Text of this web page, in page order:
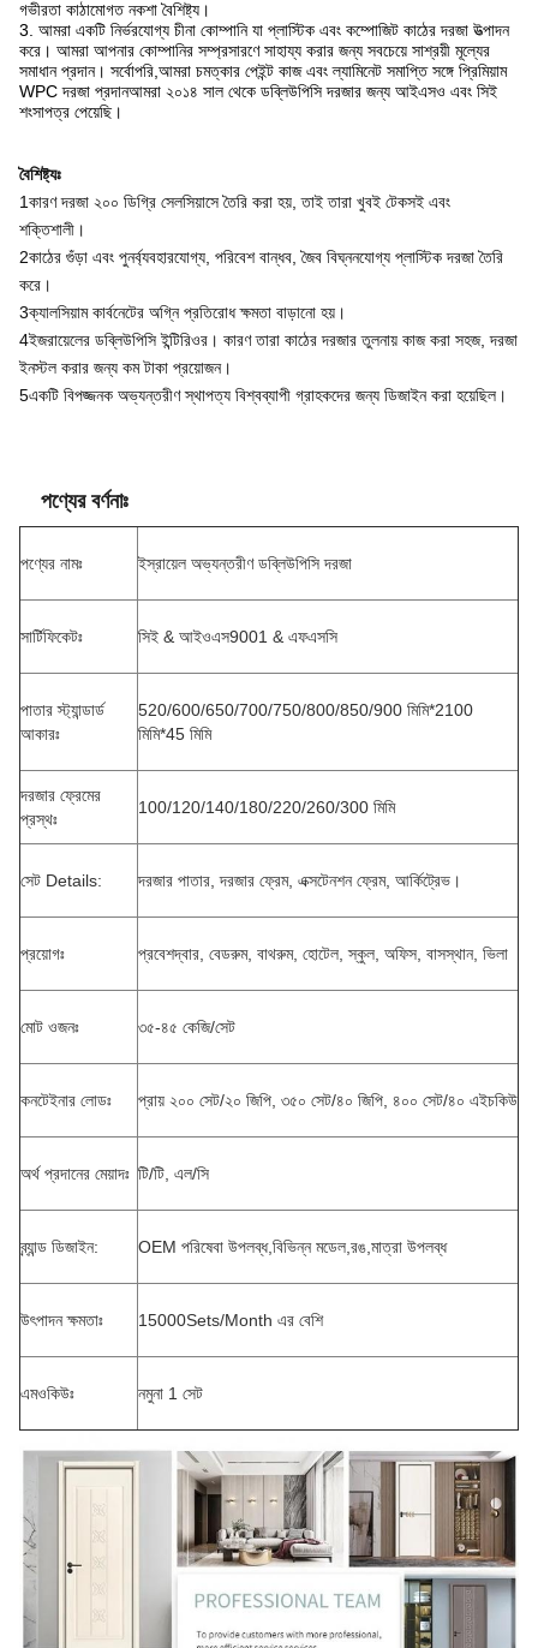
গভীরতা কাঠামোগত নকশা বৈশিষ্ট্য।
3. আমরা একটি নির্ভরযোগ্য চীনা কোম্পানি যা প্লাস্টিক এবং কম্পোজিট কাঠের দরজা উত্পাদন
করে। আমরা আপনার কোম্পানির সম্প্রসারণে সাহায্য করার জন্য সবচেয়ে সাশ্রয়ী মূল্যের
সমাধান প্রদান। সর্বোপরি,আমরা চমত্কার পেইন্ট কাজ এবং ল্যামিনেট সমাপ্তি সঙ্গে প্রিমিয়াম
WPC দরজা প্রদানআমরা ২০১৪ সাল থেকে ডব্লিউপিসি দরজার জন্য আইএসও এবং সিই
শংসাপত্র পেয়েছি।
বৈশিষ্ট্যঃ
1কারণ দরজা ২০০ ডিগ্রি সেলসিয়াসে তৈরি করা হয়, তাই তারা খুবই টেকসই এবং
শক্তিশালী।
2কাঠের গুঁড়া এবং পুনর্ব্যবহারযোগ্য, পরিবেশ বান্ধব, জৈব বিঘ্ননযোগ্য প্লাস্টিক দরজা তৈরি
করে।
3ক্যালসিয়াম কার্বনেটের অগ্নি প্রতিরোধ ক্ষমতা বাড়ানো হয়।
4ইজরায়েলের ডব্লিউপিসি ইন্টিরিওর। কারণ তারা কাঠের দরজার তুলনায় কাজ করা সহজ, দরজা
ইনস্টল করার জন্য কম টাকা প্রয়োজন।
5একটি বিপজ্জনক অভ্যন্তরীণ স্থাপত্য বিশ্বব্যাপী গ্রাহকদের জন্য ডিজাইন করা হয়েছিল।
পণ্যের বর্ণনাঃ
পণ্যের নামঃ ইস্রায়েল অভ্যন্তরীণ ডব্লিউপিসি দরজা
সার্টিফিকেটঃ সিই & আইওএস9001 & এফএসসি
পাতার স্ট্যান্ডার্ড
আকারঃ
520/600/650/700/750/800/850/900 মিমি*2100
মিমি*45 মিমি
দরজার ফ্রেমের
প্রস্থঃ
100/120/140/180/220/260/300 মিমি
সেট Details: দরজার পাতার, দরজার ফ্রেম, এক্সটেনশন ফ্রেম, আর্কিট্রেভ।
প্রয়োগঃ প্রবেশদ্বার, বেডরুম, বাথরুম, হোটেল, স্কুল, অফিস, বাসস্থান, ভিলা
মোট ওজনঃ ৩৫-৪৫ কেজি/সেট
কনটেইনার লোডঃ প্রায় ২০০ সেট/২০ জিপি, ৩৫০ সেট/৪০ জিপি, ৪০০ সেট/৪০ এইচকিউ
অর্থ প্রদানের মেয়াদঃ টি/টি, এল/সি
ব্র্যান্ড ডিজাইন: OEM পরিষেবা উপলব্ধ,বিভিন্ন মডেল,রঙ,মাত্রা উপলব্ধ
উৎপাদন ক্ষমতাঃ 15000Sets/Month এর বেশি
এমওকিউঃ নমুনা 1 সেট